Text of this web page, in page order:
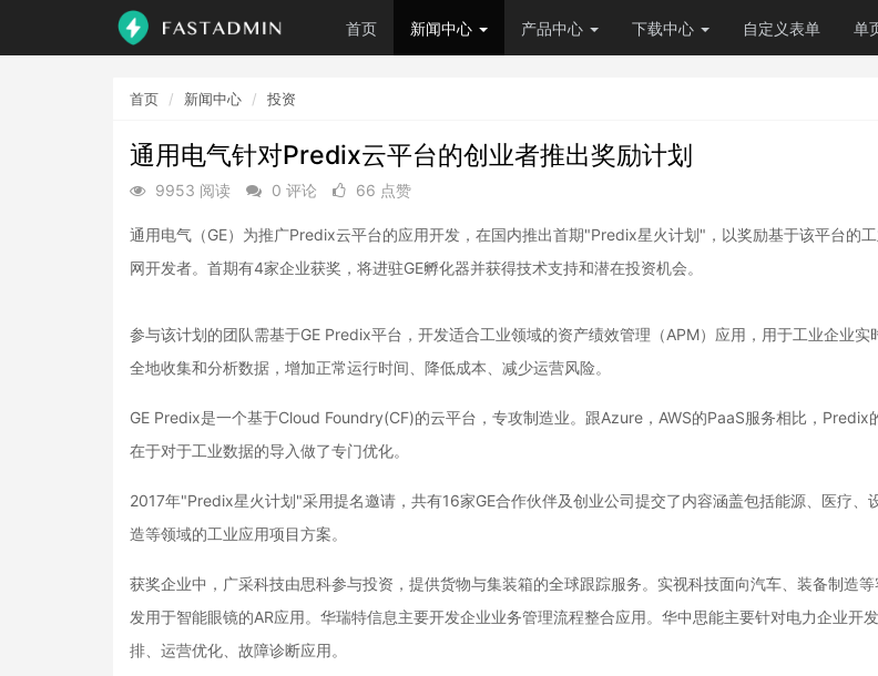
首页 新闻中心 产品中心 下载中心 自定义表单 单
首页 新闻中心 投资
通用电气针对Predix云平台的创业者推出奖励计划
9953 阅读 0 评论 66 点赞
通用电气（GE）为推广Predix云平台的应用开发，在国内推出首期"Predix星火计划"，以奖励基于该平台的
网开发者。首期有4家企业获奖，将进驻GE孵化器并获得技术支持和潜在投资机会。
参与该计划的团队需基于GE Predix平台，开发适合工业领域的资产绩效管理（APM）应用，用于工业企业实
全地收集和分析数据，增加正常运行时间、降低成本、减少运营风险。
GE Predix是一个基于Cloud Foundry(CF)的云平台，专攻制造业。跟Azure，AWS的PaaS服务相比，Predix
在于对于工业数据的导入做了专门优化。
2017年"Predix星火计划"采用提名邀请，共有16家GE合作伙伴及创业公司提交了内容涵盖包括能源、医疗、
造等领域的工业应用项目方案。
获奖企业中，广采科技由思科参与投资，提供货物与集装箱的全球跟踪服务。实视科技面向汽车、装备制造
发用于智能眼镜的AR应用。华瑞特信息主要开发企业业务管理流程整合应用。华中思能主要针对电力企业开
排、运营优化、故障诊断应用。